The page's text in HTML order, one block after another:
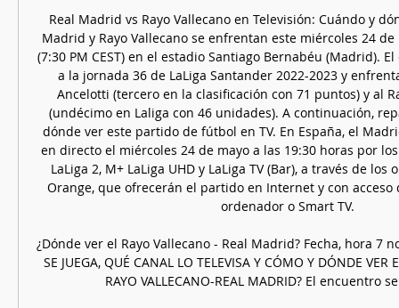
Real Madrid vs Rayo Vallecano en Televisión: Cuándo y
Madrid y Rayo Vallecano se enfrentan este miércoles 24
(7:30 PM CEST) en el estadio Santiago Bernabéu (Madrid).
a la jornada 36 de LaLiga Santander 2022-2023 y
Ancelotti (tercero en la clasificación con 71 puntos) y al
(undécimo en Laliga con 46 unidades). A continuación,
dónde ver este partido de fútbol en TV. En España, el
en directo el miércoles 24 de mayo a las 19:30 horas​ por
LaLiga 2, M+ LaLiga UHD y LaLiga TV (Bar), a través de
Orange, que ofrecerán el partido en Internet y con
ordenador o Smart TV.
¿Dónde ver el Rayo Vallecano - Real Madrid? Fecha, hora 7
SE JUEGA, QUÉ CANAL LO TELEVISA Y CÓMO Y DÓNDE VER
RAYO VALLECANO-REAL MADRID? El encuentro